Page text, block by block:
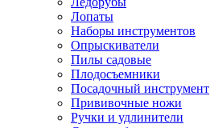
Лопаты
Наборы инструментов
Опрыскиватели
Пилы садовые
Плодосъемники
Посадочный инструмент
Прививочные ножи
Ручки и удлинители